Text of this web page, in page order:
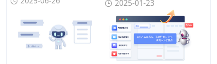
2025-01-23